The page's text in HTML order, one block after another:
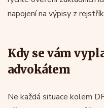
napojení na výpisy z
Kdy se vám
advokátem
Ne každá situace kolem